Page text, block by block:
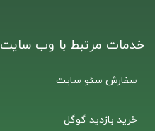
خدمات مرتبط با وب سایت
سفارش سئو سایت
خرید بازدید گوگل